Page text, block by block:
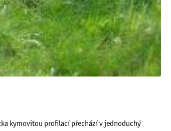
kymovitou profilací přechází v jednoduchý